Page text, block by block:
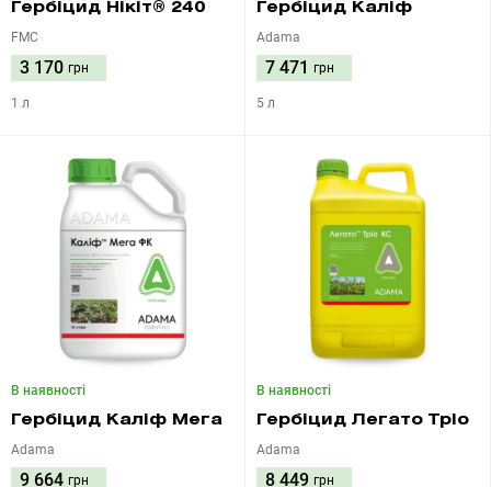
Гербіцид Нікіт® 240
FMC
3 170 грн
1 л
Гербіцид Каліф
Adama
7 471 грн
5 л
В наявності
Гербіцид Каліф Мега
Adama
9 664 грн
В наявності
Гербіцид Легато Тріо
Adama
8 449 грн